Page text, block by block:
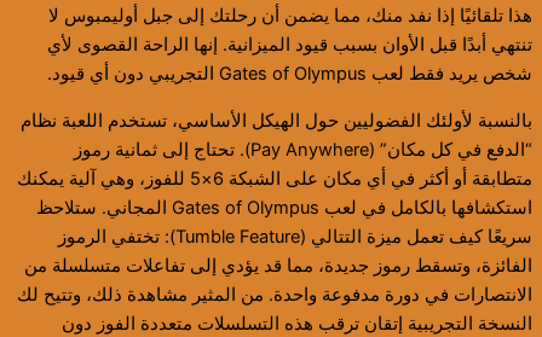
هذا تلقائيًا إذا نفد منك، مما يضمن أن رحلتك إلى جبل أوليمبوس لا
تنتهي أبدًا قبل الأوان بسبب قيود الميزانية. إنها الراحة القصوى لأي
شخص يريد فقط لعب Gates of Olympus التجريبي دون أي قيود.
بالنسبة لأولئك الفضوليين حول الهيكل الأساسي، تستخدم اللعبة نظام
“الدفع في كل مكان” (Pay Anywhere). تحتاج إلى ثمانية رموز
متطابقة أو أكثر في أي مكان على الشبكة 6×5 للفوز، وهي آلية يمكنك
استكشافها بالكامل في لعب Gates of Olympus المجاني. ستلاحظ
سريعًا كيف تعمل ميزة التتالي (Tumble Feature): تختفي الرموز
الفائزة، وتسقط رموز جديدة، مما قد يؤدي إلى تفاعلات متسلسلة من
الانتصارات في دورة مدفوعة واحدة. من المثير مشاهدة ذلك، وتتيح لك
النسخة التجريبية إتقان ترقب هذه التسلسلات متعددة الفوز دون